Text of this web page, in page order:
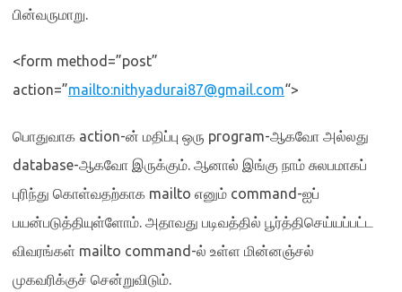
பின்வருமாறு.
<form method=”post”
action=”mailto:nithyadurai87@gmail.com“>
பொதுவாக action-ன் மதிப்பு ஒரு program-ஆகவோ அல்லது
database-ஆகவோ இருக்கும். ஆனால் இங்கு நாம் சுலபமாகப்
புரிந்து கொள்வதற்காக mailto எனும் command-ஐப்
பயன்படுத்தியுள்ளோம். அதாவது படிவத்தில் பூர்த்திசெய்யப்பட்ட
விவரங்கள் mailto command-ல் உள்ள மின்னஞ்சல்
முகவரிக்குச் சென்றுவிடும்.